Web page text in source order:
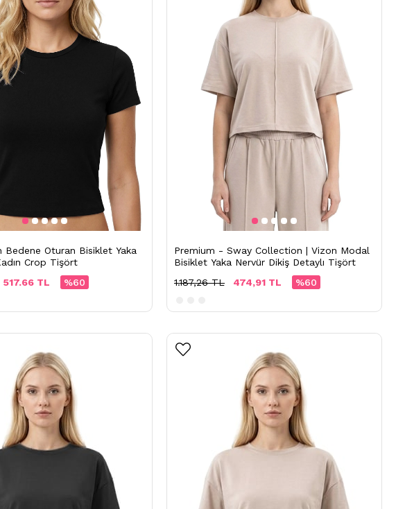
Bedene Oturan Bisiklet Yaka
Crop Tişört
%60
517.66 TL
Premium - Sway Collection | Vizon Modal
Bisiklet Yaka Nervür Dikiş Detaylı Tişört
%60
474,91 TL
1.187,26 TL